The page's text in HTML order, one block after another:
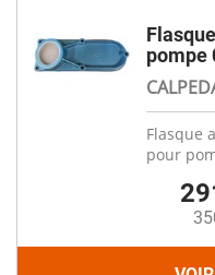
pompe
Flasque
pour